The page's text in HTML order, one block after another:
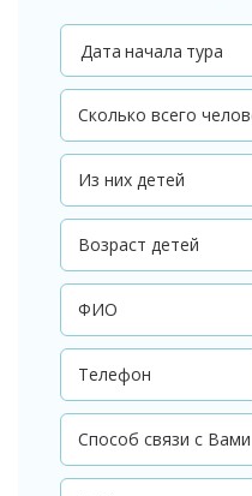
Дата начала тура